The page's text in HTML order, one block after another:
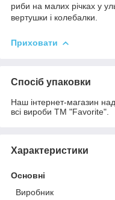
риби на малих річках у
вертушки і колебалки.
Приховати
Спосіб упаковки
Наш інтернет-магазин
всі вироби ТМ "Favorite".
Характеристики
Основні
Виробник